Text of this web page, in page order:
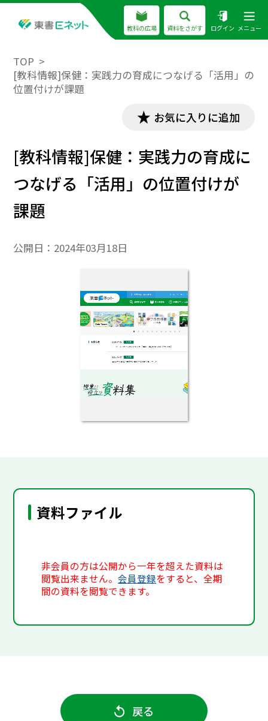
教科の広場 資料をさがす ログイン メニュー
TOP
[教科情報]保健：実践力の育成につなげる「活用」の
位置付けが課題
お気に入りに追加
[教科情報]保健：実践力の育成に
つなげる「活用」の位置付けが
課題
公開日： 2024年03月18日
資料ファイル
非会員の方は公開から一年を超えた資料は
閲覧出来ません。会員登録をすると、全期
間の資料を閲覧できます。
戻る